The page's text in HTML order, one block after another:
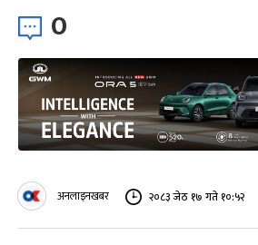
0
अनलाइनखबर २०८३ जेठ १७ गते १०:५२